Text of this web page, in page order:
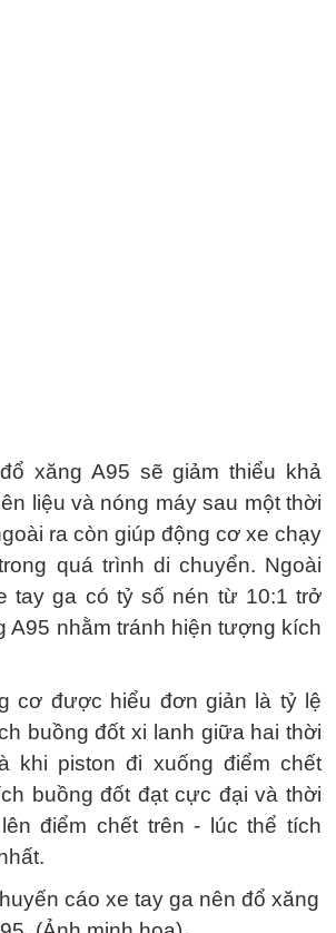
xăng A95 sẽ giảm thiểu khả
liệu và nóng máy sau một thời
ra còn giúp động cơ xe chạy
quá trình di chuyển. Ngoài
tay ga có tỷ số nén từ 10:1 trở
A95 nhằm tránh hiện tượng kích
cơ được hiểu đơn giản là tỷ lệ
buồng đốt xi lanh giữa hai thời
khi piston đi xuống điểm chết
buồng đốt đạt cực đại và thời
điểm chết trên - lúc thể tích